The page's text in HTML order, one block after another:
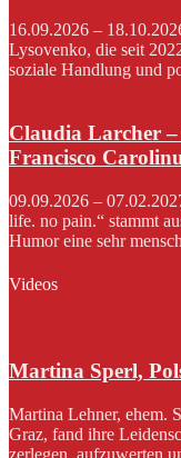
16.09.2026 –
Lysovenko, die seit
soziale Handlung und
Claudia Larcher
Francisco
09.09.2026 –
life. no pain.“ stammt
Humor eine sehr
Videos
Martina Sperl,
Martina Lehner, ehem.
Graz, fand ihre
zerlegen, aufzuwerten